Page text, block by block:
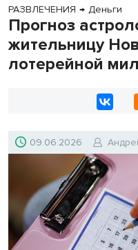
РАЗВЛЕЧЕНИЯ → Деньги
Прогноз
жительницу
лотерейной
09.06.2026